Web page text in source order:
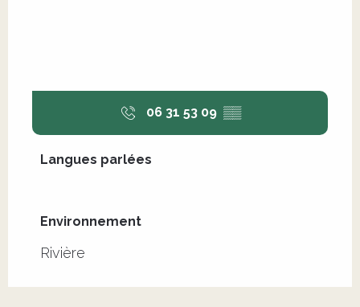
06 31 53 09 ▒▒
Langues parlées
Langues parlées
Environnement
Environnement
Rivière